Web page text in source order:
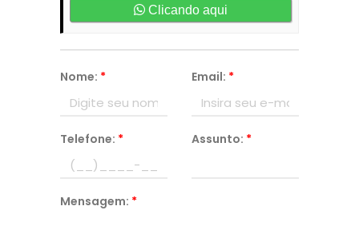
Clicando aqui
Nome: * Email: *
Telefone: * Assunto: *
Mensagem: *